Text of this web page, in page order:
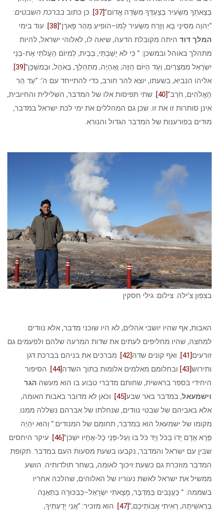
בְּצֵאתְךָ מִשֵּׂעִיר בְּצַעְדְּךָ מִשְּׂדֵה אֱדוֹם”[37] . כן כתוב בברכת השבטים:
“יְהוָה מִסִּינַי בָּא וְזָרַח מִשֵּׂעִיר לָמוֹ–הוֹפִיעַ מֵהַר פָּארָן”[38]
. עוד בימי
המלך דוד היתה מקובלת הדעה, שיאה לו, לאלוהי ישראל, להיות
מתהלך באוהל ובמשכן: ” כִּי לֹא יָשַׁבְתִּי, בְּבַיִת, לְמִיּוֹם הַעֲלֹתִי אֶת-בְּנֵי
יִשְׂרָאֵל מִמִּצְרַיִם, וְעַד הַיּוֹם הַזֶּה; וָאֶהְיֶה, מִתְהַלֵּךְ, בְּאֹהֶל, וּבְמִשְׁכָּן”[39]
.
אליהו הנביא, בשעתו, יוצא להר חורב, כדי להתייחד עם ה’: “עַד הַר
הָאֱלֹהִים, חֹרֵב”[40]
. שתי תפיסות אלו של המדבר, השלילית והחיובית,
אינן סותרות זו את זו. שכן גם המהללים את ימי לכת ישראל במדבר,
מודים בפורענות של המדבר הגדול והנורא.
בצפון צ’ילה. צילום: גילי חסקין
האבות, אף שהיו יושבי אהלים, לא היו שוכני מדבר, אלא נוודים
למחצה, שהיו מחליפים לעתים את שדות המרעה שלהם ולפעמים גם
זורעים[41] . ואף קונים שדה[42]
. מברכים את בניהם בברכת דגן
ותירוש[43] ובחלומם מאלמים אלומות בתוך השדה[44]
. הסיפור
היחידי בספר בראשית, שחותם מדברי טבוע בו הוא מעשה הגר
וישמעאל, במדבר באר שבע[45]
. וכאן לא מדובר באבות האומה,
אלא באביהם של שבטי נוודים, שנחלתו של אברהם נשללה ממנו.
מקומו של ישמעאל הוא במדבר, תחומם של המנודים:” וְהוּא יִהְיֶה
פֶּרֶא אָדָם יָדוֹ בַכֹּל וְיַד כֹּל בּוֹ וְעַל-פְּנֵי כָל-אֶחָיו יִשְׁכֹּן”[46]
. עיקר היחסים
שבין עם ישראל והמדבר, נקבעו בשעת מסעות העם במדבר. תקופת
המדבר מוזכרת גם כשעת זיכוך לאומה, בשחר תולדותיה. הושע
ממשיל את ישראל לאשת נעוריו של האלוהים, שהלכה אחריו
בשממה: ” כַּעֲנָבִים בַּמִּדְבָּר, מָצָאתִי יִשְׂרָאֵל–כְּבִכּוּרָה בִתְאֵנָה
בְּרֵאשִׁיתָהּ, רָאִיתִי אֲבוֹתֵיכֶם;”[47]
. הוא מזכיר: “אֲנִי יְדַעְתִּיךָ,